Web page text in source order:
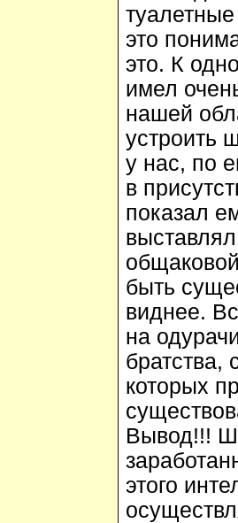
это
это. К
имел
нашей
устроить
у нас, по
в
показал
быть
виднее.
на
братства,
которых
Вывод!!!
этого